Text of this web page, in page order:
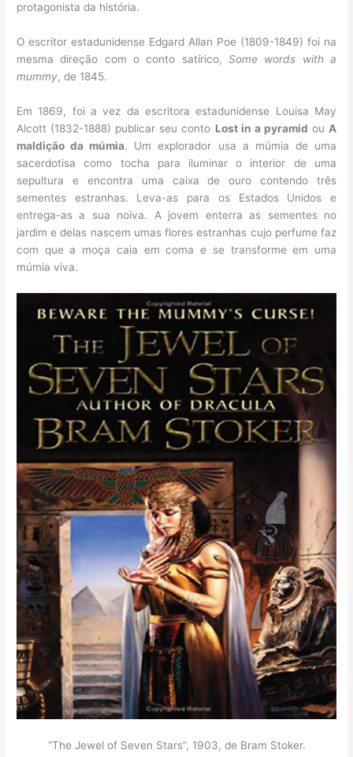
protagonista da história.
O escritor estadunidense Edgard Allan Poe (1809-1849) foi na
mesma direção com o conto satírico, Some words with a
mummy, de 1845.
Em 1869, foi a vez da escritora estadunidense Louisa May
Alcott (1832-1888) publicar seu conto Lost in a pyramid ou A
maldição da múmia. Um explorador usa a múmia de uma
sacerdotisa como tocha para iluminar o interior de uma
sepultura e encontra uma caixa de ouro contendo três
sementes estranhas. Leva-as para os Estados Unidos e
entrega-as a sua noiva. A jovem enterra as sementes no
jardim e delas nascem umas flores estranhas cujo perfume faz
com que a moça caia em coma e se transforme em uma
múmia viva.
“The Jewel of Seven Stars”, 1903, de Bram Stoker.